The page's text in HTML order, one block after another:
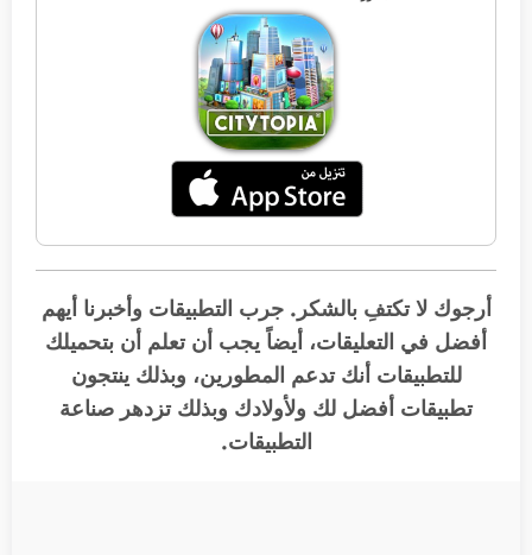
أرجوك لا تكتفِ بالشكر. جرب التطبيقات وأخبرنا أيهم
أفضل في التعليقات، أيضاً يجب أن تعلم أن بتحميلك
للتطبيقات أنك تدعم المطورين، وبذلك ينتجون
تطبيقات أفضل لك ولأولادك وبذلك تزدهر صناعة
التطبيقات.